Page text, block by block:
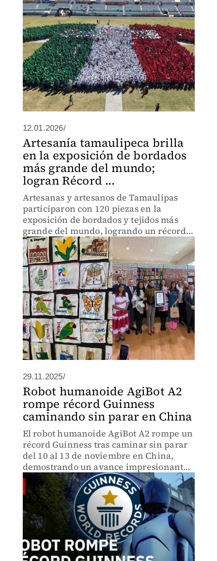
12.01.2026/
Artesanía tamaulipeca brilla
en la exposición de bordados
más grande del mundo;
logran Récord ...
Artesanas y artesanos de Tamaulipas
participaron con 120 piezas en la
exposición de bordados y tejidos más
grande del mundo, logrando un récord
Guinness junto a las 32 entidades del
país.
29.11.2025/
Robot humanoide AgiBot A2
rompe récord Guinness
caminando sin parar en China
El robot humanoide AgiBot A2 rompe un
récord Guinness tras caminar sin parar
del 10 al 13 de noviembre en China,
demostrando un avance impresionante
en la robótica.